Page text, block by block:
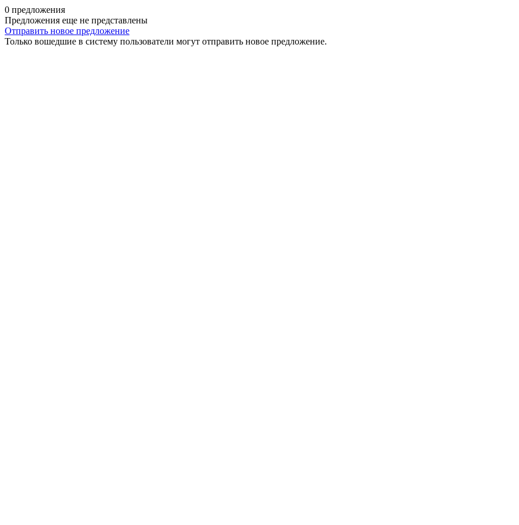
0 предложения
Предложения еще не представлены
Отправить новое предложение
Только вошедшие в систему пользователи могут отправить новое предложение.